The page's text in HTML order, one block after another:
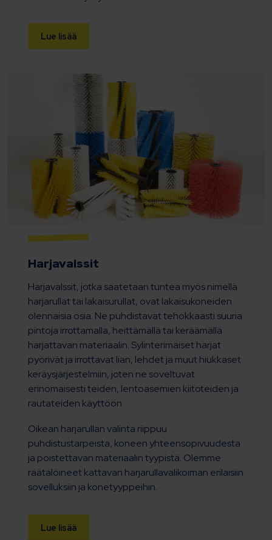
Lue lisää
Harjavalssit
Harjavalssit, jotka saatetaan tuntea myös nimellä
harjarullat tai lakaisurullat, ovat lakaisukoneiden
olennaisia osia. Ne puhdistavat tehokkaasti suuria
pintoja irrottamalla, heittämällä tai keräämällä
harjattavan materiaalin. Sylinterimäiset harjat
pyörivät ja irrottavat lian, lehdet ja muut hiukkaset
keräysjärjestelmiin, joten ne soveltuvat
erinomaisesti teiden, lentoasemien kiitoteiden ja
rautateiden käyttöön.
Oikean harjarullan valinta riippuu
puhdistustarpeista, koneen yhteensopivuudesta
ja poistettavan materiaalin tyypistä. Olemme
räätälöineet kattavan harjarullavalikoiman erilaisiin
sovelluksiin ja konetyyppeihin.
Lue lisää